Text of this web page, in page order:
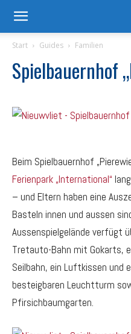
Start Guides Familien
Spielbauernhof
Beim Spielbauernhof
Ferienpark „International“
– und Eltern haben eine
Basteln innen und aussen
Aussenspielgelände verfügt
Tretauto-Bahn mit Gokarts,
Seilbahn, ein Luftkissen und
besteigbaren Leuchtturm
Pfirsichbaumgarten.